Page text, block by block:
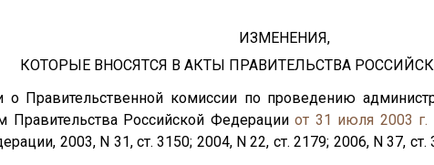
ИЗМЕНЕНИЯ,
КОТОРЫЕ ВНОСЯТСЯ В АКТЫ ПРАВИТЕЛЬСТВА
Правительственной комиссии по проведению
Правительства Российской Федерации от 31 июля 2003 г.
2003, N 31, ст. 3150; 2004, N 22, ст. 2179; 2006, N 37, ст.